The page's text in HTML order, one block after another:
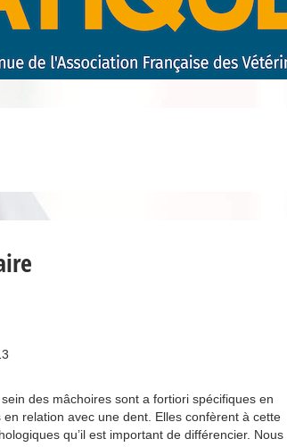
des mâchoires sont a fortiori spécifiques en
relation avec une dent. Elles confèrent à cette
qu’il est important de différencier. Nous